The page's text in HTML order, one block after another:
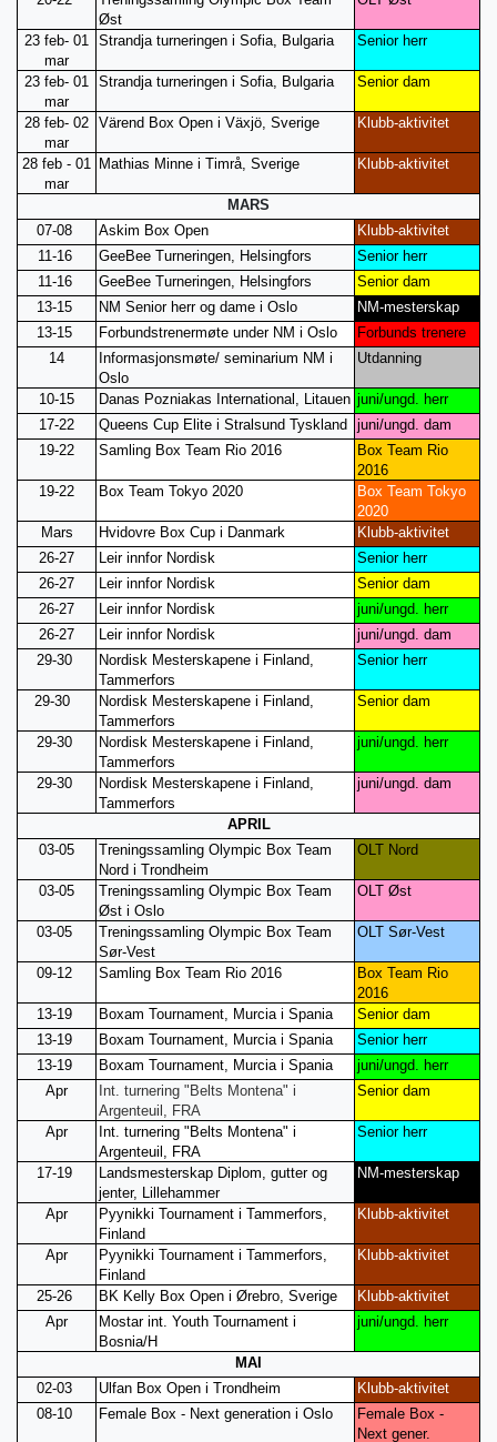
Øst
23 feb- 01
mar
Strandja turneringen i Sofia, Bulgaria Senior herr
23 feb- 01
mar
Strandja turneringen i Sofia, Bulgaria Senior dam
28 feb- 02
mar
Värend Box Open i Växjö, Sverige Klubb-aktivitet
28 feb - 01
mar
Mathias Minne i Timrå, Sverige Klubb-aktivitet
MARS
07-08
Askim Box Open
Klubb-aktivitet
11-16
GeeBee Turneringen, Helsingfors
Senior herr
11-16
GeeBee Turneringen, Helsingfors
Senior dam
13-15
NM Senior herr og dame i Oslo
NM-mesterskap
13-15
Forbundstrenermøte under NM i Oslo
Forbunds trenere
14
Informasjonsmøte/ seminarium NM i
Oslo
Utdanning
10-15 Danas Pozniakas International, Litauen juni/ungd. herr
17-22
Queens Cup Elite i Stralsund Tyskland juni/ungd. dam
19-22
Samling Box Team Rio 2016
Box Team Rio
2016
19-22
Box Team Tokyo 2020
Box Team Tokyo
2020
Mars
Hvidovre Box Cup i Danmark
Klubb-aktivitet
26-27
Leir innfor Nordisk
Senior herr
26-27
Leir innfor Nordisk
Senior dam
26-27
Leir innfor Nordisk
juni/ungd. herr
26-27
Leir innfor Nordisk
juni/ungd. dam
29-30
Nordisk Mesterskapene i Finland,
Tammerfors
Senior herr
29-30
Nordisk Mesterskapene i Finland,
Tammerfors
Senior dam
29-30
Nordisk Mesterskapene i Finland,
Tammerfors
juni/ungd. herr
29-30
Nordisk Mesterskapene i Finland,
Tammerfors
juni/ungd. dam
APRIL
03-05
Treningssamling Olympic Box Team
Nord i Trondheim
OLT Nord
03-05
Treningssamling Olympic Box Team
Øst i Oslo
OLT Øst
03-05
Treningssamling Olympic Box Team
Sør-Vest
OLT Sør-Vest
09-12 Samling Box Team Rio 2016
Box Team Rio
2016
13-19
Boxam Tournament, Murcia i Spania
Senior dam
13-19
Boxam Tournament, Murcia i Spania
Senior herr
13-19
Boxam Tournament, Murcia i Spania
juni/ungd. herr
Apr
Int. turnering "Belts Montena" i
Argenteuil, FRA
Senior dam
Apr
Int. turnering "Belts Montena" i
Argenteuil, FRA
Senior herr
17-19
Landsmesterskap Diplom, gutter og
jenter, Lillehammer
NM-mesterskap
Apr
Pyynikki Tournament i Tammerfors,
Finland
Klubb-aktivitet
Apr
Pyynikki Tournament i Tammerfors,
Finland
Klubb-aktivitet
25-26 BK Kelly Box Open i Ørebro, Sverige
Klubb-aktivitet
Apr
Mostar int. Youth Tournament i
Bosnia/H
juni/ungd. herr
MAI
02-03
Ulfan Box Open i Trondheim
Klubb-aktivitet
08-10
Female Box - Next generation i Oslo
Female Box -
Next gener.